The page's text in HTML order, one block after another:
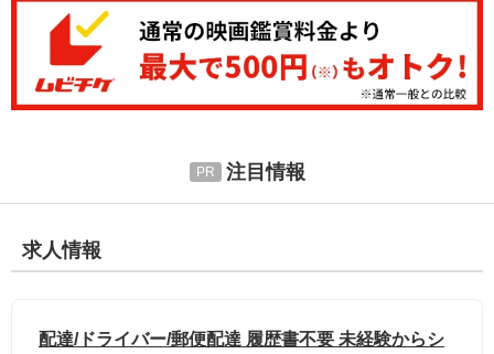
注目情報
求人情報
配達/ドライバー/郵便配達 履歴書不要 未経験からシ